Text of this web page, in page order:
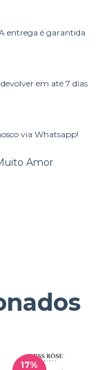
entrega é garantida
em até 7 dias
via Whatsapp!
Amor
17%